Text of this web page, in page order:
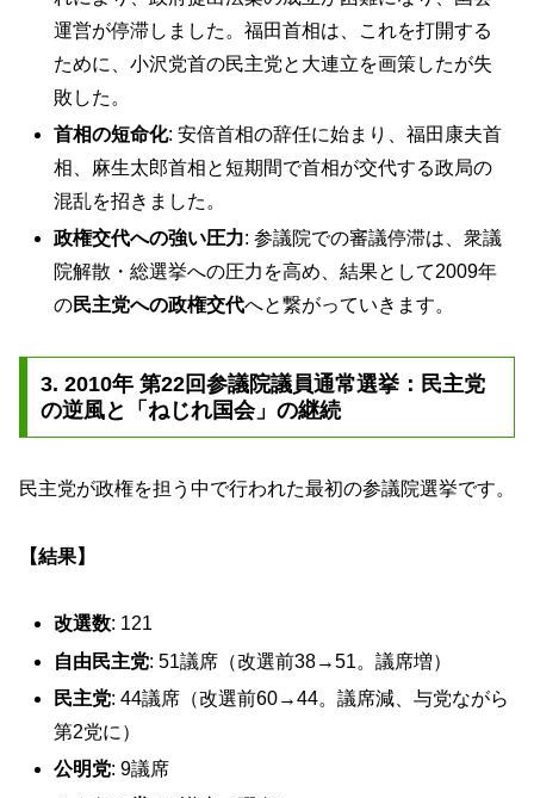
運営が停滞しました。福田首相は、これを打開する
ために、小沢党首の民主党と大連立を画策したが失
敗した。
首相の短命化: 安倍首相の辞任に始まり、福田康夫首
相、麻生太郎首相と短期間で首相が交代する政局の
混乱を招きました。
政権交代への強い圧力: 参議院での審議停滞は、衆議
院解散・総選挙への圧力を高め、結果として2009年
の民主党への政権交代へと繋がっていきます。
3. 2010年 第22回参議院議員通常選挙：民主党
の逆風と「ねじれ国会」の継続
民主党が政権を担う中で行われた最初の参議院選挙です。
【結果】
改選数: 121
自由民主党: 51議席（改選前38→51。議席増）
民主党: 44議席（改選前60→44。議席減、与党ながら
第2党に）
公明党: 9議席